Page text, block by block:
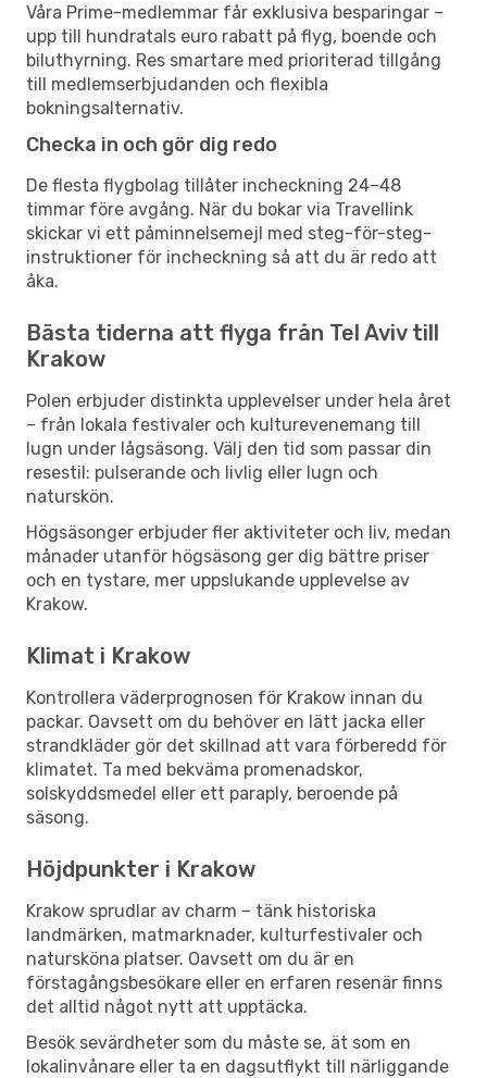
Våra Prime-medlemmar får exklusiva besparingar –
upp till hundratals euro rabatt på flyg, boende och
biluthyrning. Res smartare med prioriterad tillgång
till medlemserbjudanden och flexibla
bokningsalternativ.
Checka in och gör dig redo
De flesta flygbolag tillåter incheckning 24–48
timmar före avgång. När du bokar via Travellink
skickar vi ett påminnelsemejl med steg-för-steg-
instruktioner för incheckning så att du är redo att
åka.
Bästa tiderna att flyga från Tel Aviv till
Krakow
Polen erbjuder distinkta upplevelser under hela året
– från lokala festivaler och kulturevenemang till
lugn under lågsäsong. Välj den tid som passar din
resestil: pulserande och livlig eller lugn och
naturskön.
Högsäsonger erbjuder fler aktiviteter och liv, medan
månader utanför högsäsong ger dig bättre priser
och en tystare, mer uppslukande upplevelse av
Krakow.
Klimat i Krakow
Kontrollera väderprognosen för Krakow innan du
packar. Oavsett om du behöver en lätt jacka eller
strandkläder gör det skillnad att vara förberedd för
klimatet. Ta med bekväma promenadskor,
solskyddsmedel eller ett paraply, beroende på
säsong.
Höjdpunkter i Krakow
Krakow sprudlar av charm – tänk historiska
landmärken, matmarknader, kulturfestivaler och
natursköna platser. Oavsett om du är en
förstagångsbesökare eller en erfaren resenär finns
det alltid något nytt att upptäcka.
Besök sevärdheter som du måste se, ät som en
lokalinvånare eller ta en dagsutflykt till närliggande